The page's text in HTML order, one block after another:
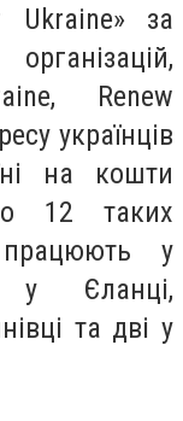
Ukraine» за
Renew
українців
на кошти
12 таких
у
у Єланці,
та дві у